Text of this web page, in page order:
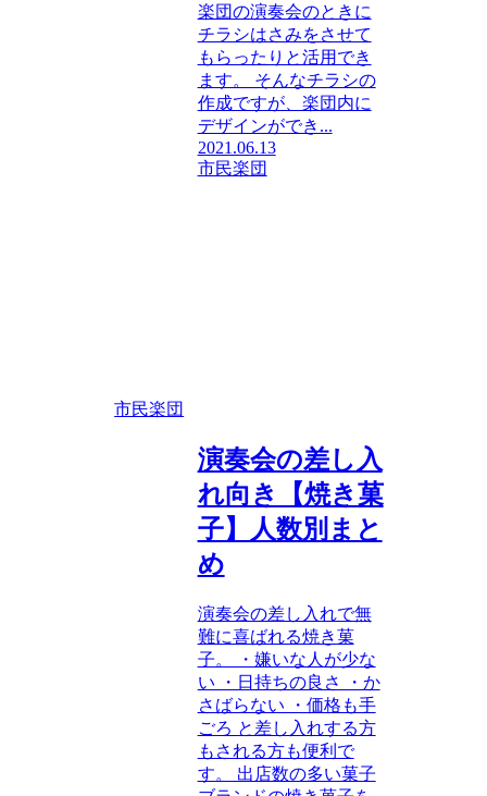
楽団の演奏会のときに
チラシはさみをさせて
もらったりと活用でき
ます。 そんなチラシの
作成ですが、楽団内に
デザインができ...
2021.06.13
市民楽団
市民楽団
演奏会の差し入
れ向き【焼き菓
子】人数別まと
め
演奏会の差し入れで無
難に喜ばれる焼き菓
子。 ・嫌いな人が少な
い ・日持ちの良さ ・か
さばらない ・価格も手
ごろ と差し入れする方
もされる方も便利で
す。 出店数の多い菓子